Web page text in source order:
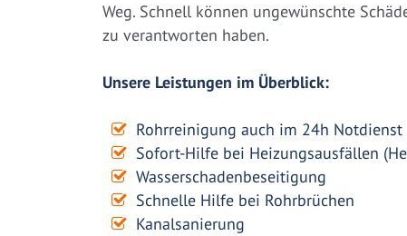
Weg. Schnell können ungewünschte
zu verantworten haben.
Unsere Leistungen im Überblick:
Rohrreinigung auch im 24h Notdienst
Sofort-Hilfe bei Heizungsausfällen
Wasserschadenbeseitigung
Schnelle Hilfe bei Rohrbrüchen
Kanalsanierung